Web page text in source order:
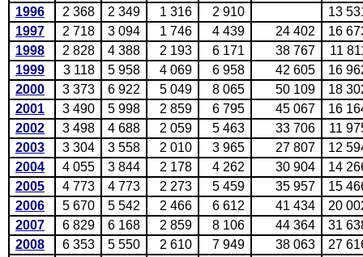
1996
2 368 2 349 1 316 2 910
13
1997
2 718 3 094 1 746 4 439 24 402
16
1998
2 828 4 388 2 193 6 171 38 767
11
1999
3 118 5 958 4 069 6 958 42 605
16
2000
3 373 6 922 5 049 8 065 50 109
18
2001
3 490 5 998 2 859 6 795 45 067
16
2002
3 498 4 688 2 059 5 463 33 706
11
2003
3 304 3 558 2 010 3 965 27 807
12
2004
4 055 3 844 2 178 4 262 30 904
14
2005
4 773 4 773 2 273 5 459 35 957
15
2006
5 670 5 542 2 466 6 612 41 434
20
2007
6 829 6 168 2 859 8 106 44 364
31
2008
6 353 5 550 2 610 7 949 38 063
27